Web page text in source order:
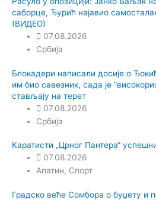
саборце, Ђурић најавио
(ВИДЕО)
07.08.2026
Србија
Блокадери написали досије о
им био савезник, сада је
стављају на терет
07.08.2026
Србија
Каратисти „Црног Пантера“
07.08.2026
Апатин, Спорт
Градско веће Сомбора о буџету и